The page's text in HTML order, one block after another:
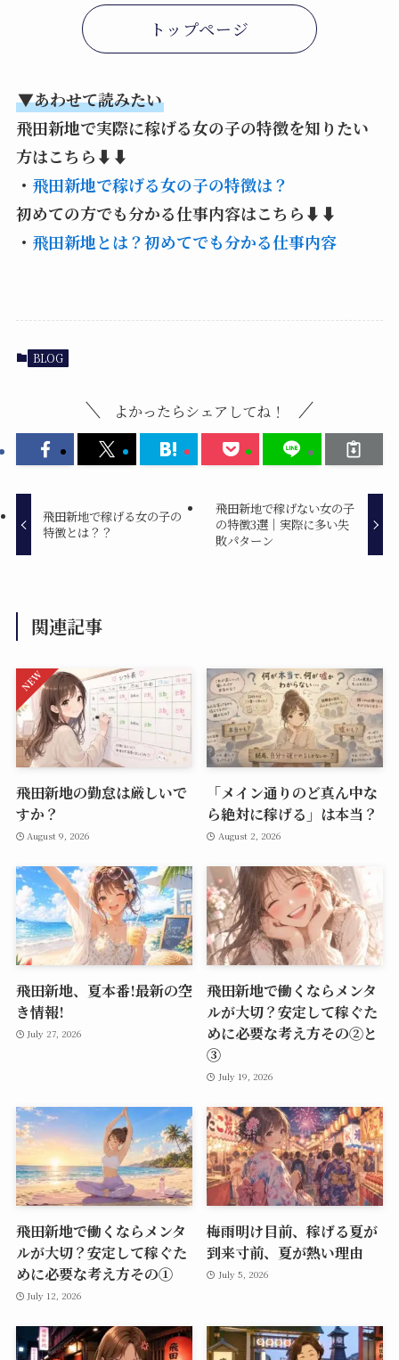
トップページ
▼あわせて読みたい
飛田新地で実際に稼げる女の子の特徴を知りたい
方はこちら⬇️⬇️
・ 飛田新地で稼げる女の子の特徴は？
初めての方でも分かる仕事内容はこちら⬇️⬇️
・ 飛田新地とは？初めてでも分かる仕事内容
BLOG
よかったらシェアしてね！
飛田新地で稼げる女の子の
特徴とは？？
飛田新地で稼げない女の子
の特徴3選｜実際に多い失
敗パターン
関連記事
飛田新地の勤怠は厳しいで
すか？
August 9, 2026
「メイン通りのど真ん中な
ら絶対に稼げる」は本当？
August 2, 2026
飛田新地、夏本番!最新の空
き情報!
July 27, 2026
飛田新地で働くならメンタ
ルが大切？安定して稼ぐた
めに必要な考え方その②と
➂
July 19, 2026
飛田新地で働くならメンタ
ルが大切？安定して稼ぐた
めに必要な考え方その①
July 12, 2026
梅雨明け目前、稼げる夏が
到来寸前、夏が熱い理由
July 5, 2026